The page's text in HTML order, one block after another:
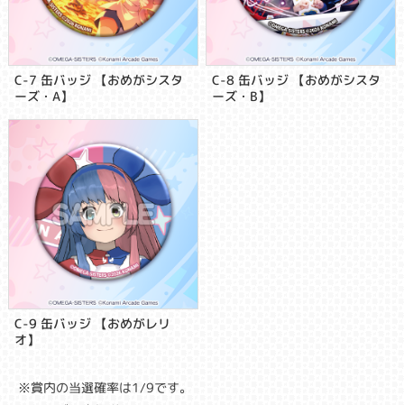
C-7 缶バッジ 【おめがシスタ
ーズ・A】
C-8 缶バッジ 【おめがシスタ
ーズ・B】
C-9 缶バッジ 【おめがレリ
オ】
※賞内の当選確率は1/9です。